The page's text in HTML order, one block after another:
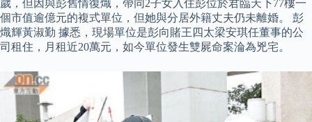
歲，但因與彭舊情復熾，帶同2子女入住彭位於君臨天下77樓一
個市值逾億元的複式單位，但她與分居外籍丈夫仍未離婚。 彭
熾輝黃淑勤 據悉，現場單位是彭向賭王四太梁安琪任董事的公
司租住，月租近20萬元，如今單位發生雙屍命案淪為兇宅。